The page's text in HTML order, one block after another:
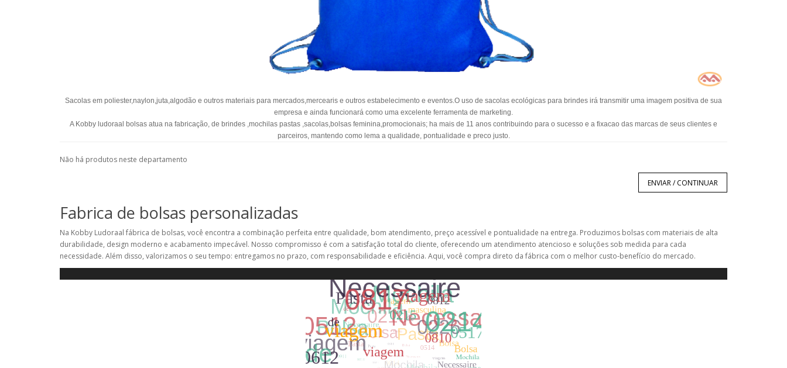
Sacolas em poliester,naylon,juta,algodão e outros materiais para mercados,mercearis e outros estabelecimento e eventos.O uso de sacolas ecológicas para brindes irá transmitir uma imagem positiva de sua
empresa e ainda funcionará como uma excelente ferramenta de marketing.
A Kobby ludoraal bolsas atua na fabricação, de brindes ,mochilas pastas ,sacolas,bolsas feminina,promocionais; ha mais de 11 anos contribuindo para o sucesso e a fixacao das marcas de seus clientes e
parceiros, mantendo como lema a qualidade, pontualidade e preco justo.
Não há produtos neste departamento
ENVIAR / CONTINUAR
Fabrica de bolsas personalizadas
Na Kobby Ludoraal fábrica de bolsas, você encontra a combinação perfeita entre qualidade, bom atendimento, preço acessível e pontualidade na entrega. Produzimos bolsas com materiais de alta
durabilidade, design moderno e acabamento impecável. Nosso compromisso é com a satisfação total do cliente, oferecendo um atendimento atencioso e soluções sob medida para cada
necessidade. Além disso, valorizamos o seu tempo: entregamos no prazo, com responsabilidade e eficiência. Aqui, você compra direto da fábrica com o melhor custo-benefício do mercado.